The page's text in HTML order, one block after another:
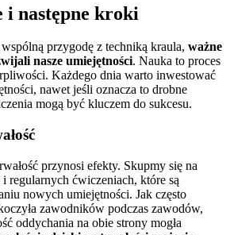
i następne kroki
przygodę z techniką kraula, ważne
nasze umiejętności. Nauka to proces
Każdego dnia warto inwestować
nawet jeśli oznacza to drobne
mogą być kluczem do sukcesu.
przynosi efekty. Skupmy się na
regularnych ćwiczeniach, które są
nowych umiejętności. Jak często
zawodników podczas zawodów,
oddychania na obie strony mogła